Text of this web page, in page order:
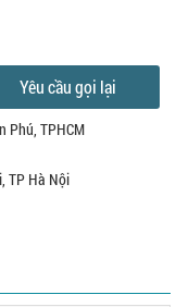
Yêu cầu gọi lại
Phú, TPHCM
TP Hà Nội